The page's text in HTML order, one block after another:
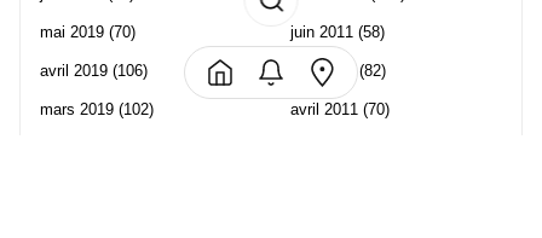
mai 2019 (70)
avril 2019 (106)
mars 2019 (102)
juin 2011 (58)
mai 2011 (82)
avril 2011 (70)